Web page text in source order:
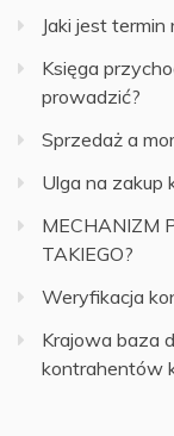
Jaki jest
Księga
prowadzić?
Sprzedaż a
Ulga na zakup
MECHANIZM
TAKIEGO?
Weryfikacja
Krajowa baza
kontrahentów